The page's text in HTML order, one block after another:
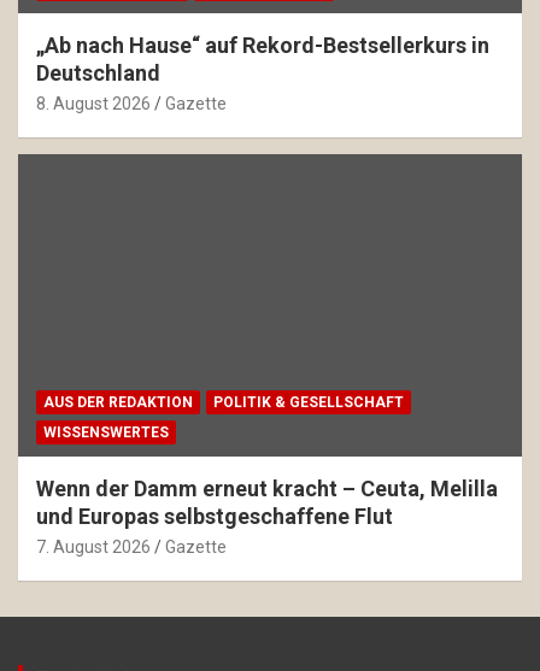
„Ab nach Hause“ auf Rekord-Bestsellerkurs in
Deutschland
8. August 2026 Gazette
AUS DER REDAKTION
POLITIK & GESELLSCHAFT
WISSENSWERTES
Wenn der Damm erneut kracht – Ceuta, Melilla
und Europas selbstgeschaffene Flut
7. August 2026 Gazette